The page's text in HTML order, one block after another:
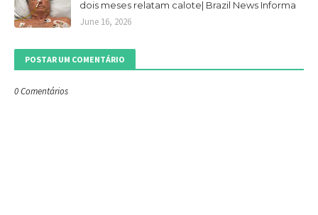
dois meses relatam calote| Brazil News Informa
June 16, 2026
POSTAR UM COMENTÁRIO
0 Comentários